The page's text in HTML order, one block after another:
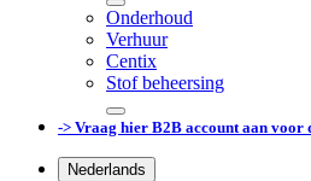
Onderhoud
Verhuur
Centix
Stof beheersing
-> Vraag hier B2B account aan voor
Nederlands